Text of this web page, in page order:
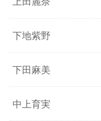
下地紫野
下田麻美
中上育実